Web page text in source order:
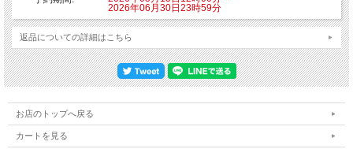
2026年06月30日23時59分
返品についての詳細はこちら
お店のトップへ戻る
カートを見る